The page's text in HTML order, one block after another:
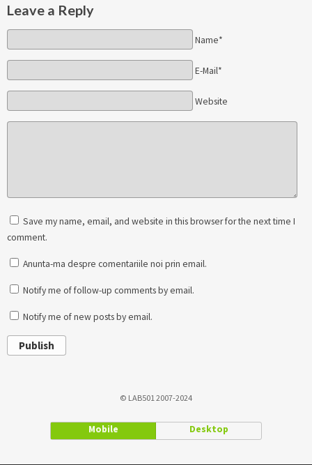
Leave a Reply
Name*
E-Mail*
Website
Save my name, email, and website in this browser for the next time I
comment.
Anunta-ma despre comentariile noi prin email.
Notify me of follow-up comments by email.
Notify me of new posts by email.
Publish
© LAB501 2007-2024
Mobile Desktop